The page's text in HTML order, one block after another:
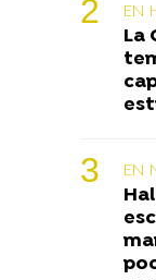
EN
La
EN